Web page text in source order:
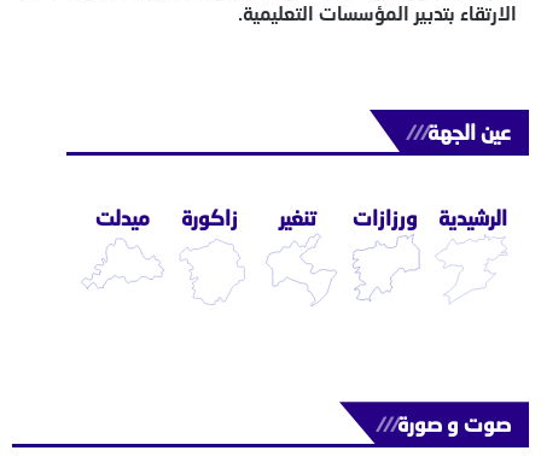
الارتقاء بتدبير المؤسسات التعليمية.
عين الجهة///
الرشيدية ورزازات تنغير زاكورة ميدلت
صوت و صورة///